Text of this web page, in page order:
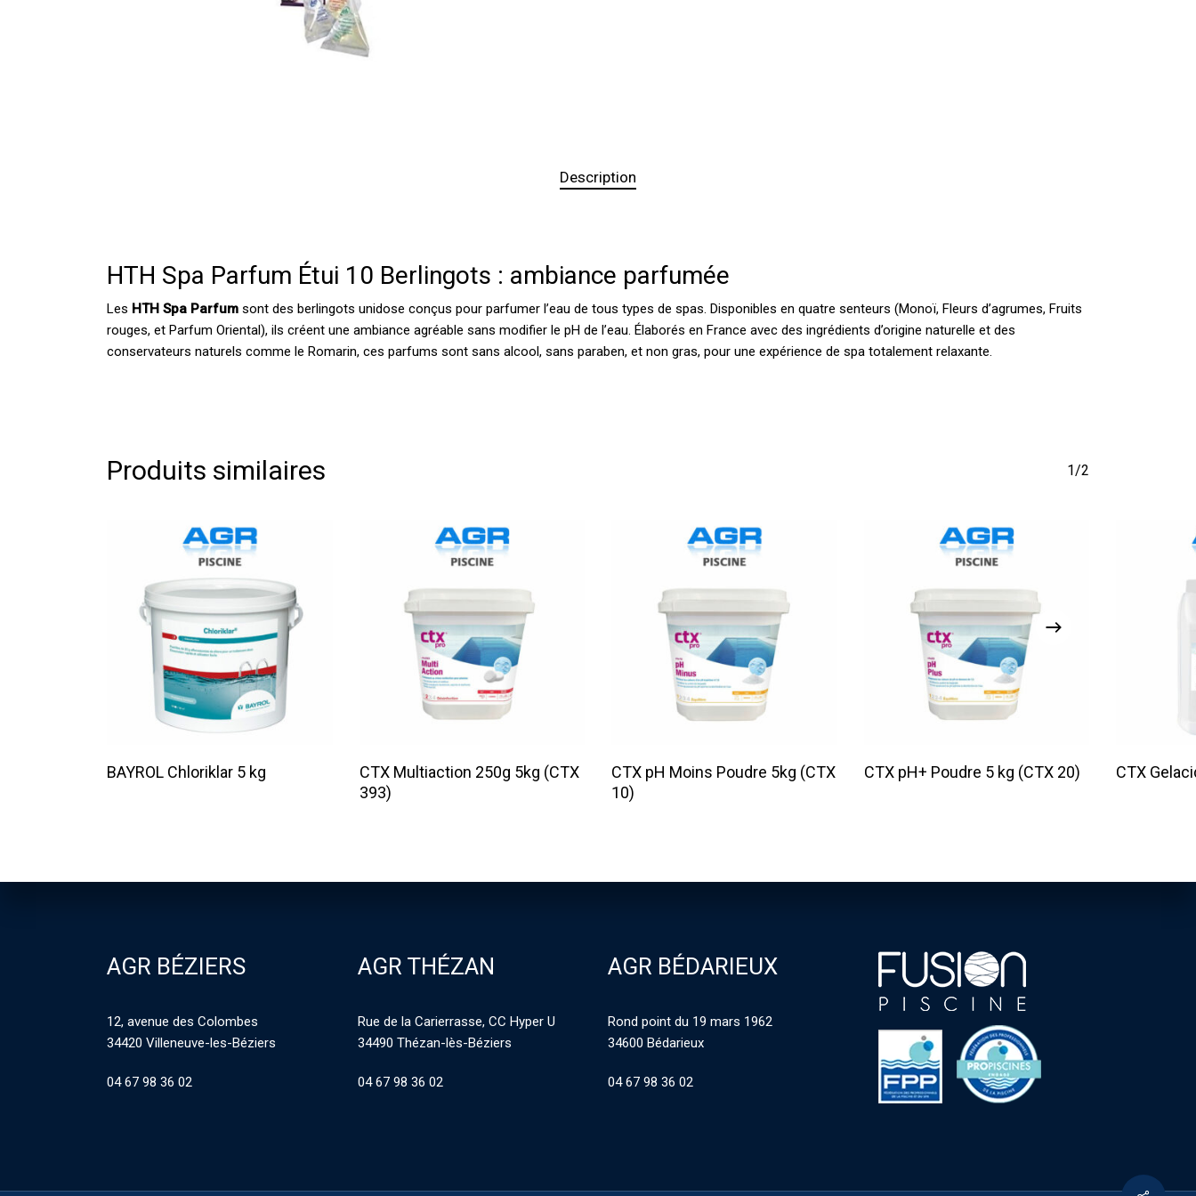
Description
HTH Spa Parfum Étui 10 Berlingots : ambiance parfumée
Les HTH Spa Parfum sont des berlingots unidose conçus pour parfumer l’eau de tous types de spas. Disponibles en quatre senteurs (Monoï, Fleurs d’agrumes, Fruits
rouges, et Parfum Oriental), ils créent une ambiance agréable sans modifier le pH de l’eau. Élaborés en France avec des ingrédients d’origine naturelle et des
conservateurs naturels comme le Romarin, ces parfums sont sans alcool, sans paraben, et non gras, pour une expérience de spa totalement relaxante.
Produits similaires 1/2
Lire La Suite
BAYROL Chloriklar 5 kg Lire La Suite
CTX Multiaction 250g 5kg (CTX
393)
Lire La Suite
CTX pH Moins Poudre 5kg (CTX
10)
Lire La Suite
CTX pH+ Poudre 5 kg (CTX 20) CTX
AGR BÉZIERS
12, avenue des Colombes
34420 Villeneuve-les-Béziers
04 67 98 36 02
AGR THÉZAN
Rue de la Carierrasse, CC Hyper U
34490 Thézan-lès-Béziers
04 67 98 36 02
AGR BÉDARIEUX
Rond point du 19 mars 1962
34600 Bédarieux
04 67 98 36 02